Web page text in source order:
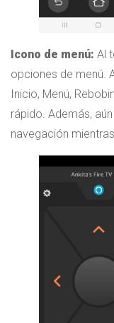
Icono de menú: Al
opciones de menú.
Inicio, Menú,
rápido. Además,
navegación